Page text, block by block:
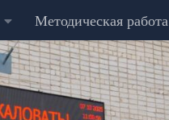
Методическая работа